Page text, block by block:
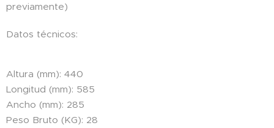
previamente)
Datos técnicos:
Altura (mm): 440
Longitud (mm): 585
Ancho (mm): 285
Peso Bruto (KG): 28